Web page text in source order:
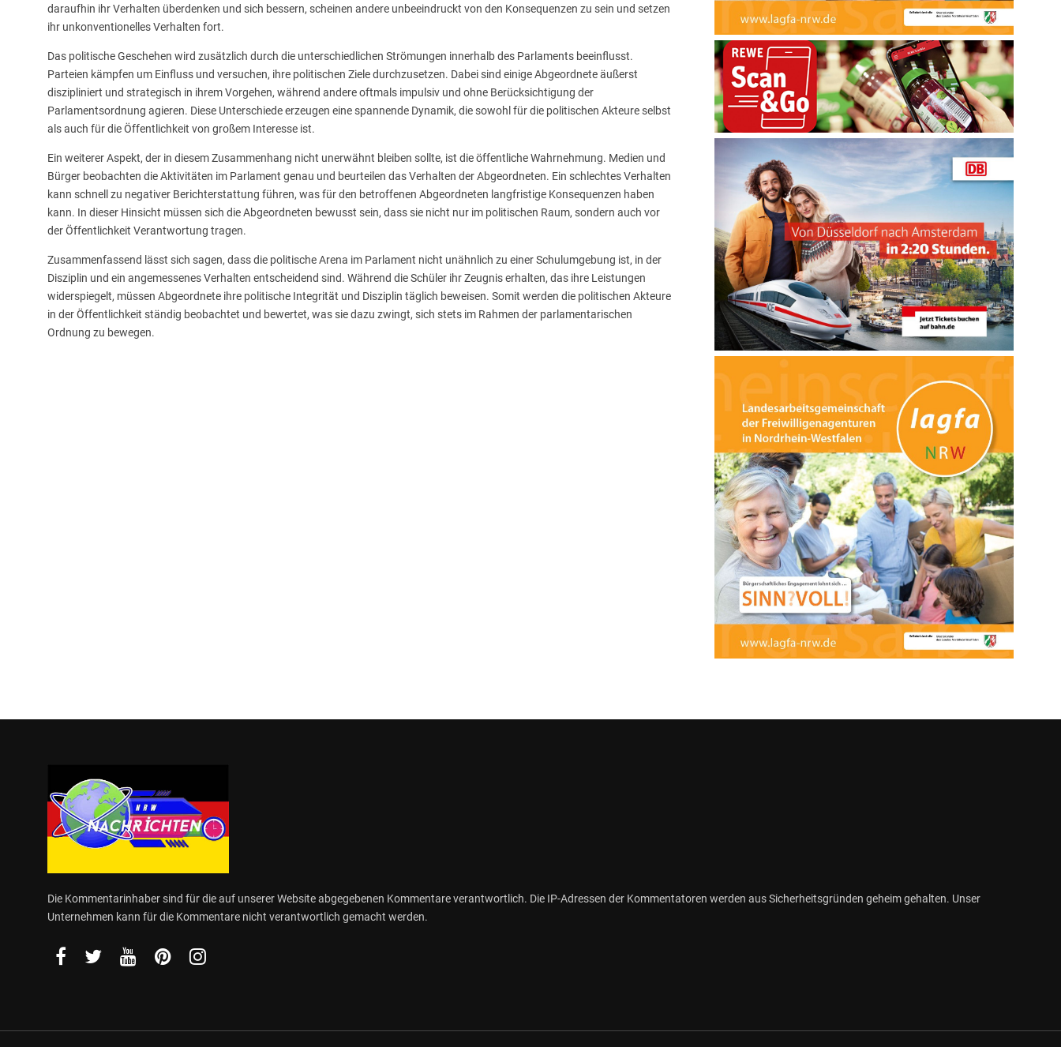
daraufhin ihr Verhalten überdenken und sich bessern, scheinen andere unbeeindruckt von den Konsequenzen zu sein und setzen
ihr unkonventionelles Verhalten fort.
Das politische Geschehen wird zusätzlich durch die unterschiedlichen Strömungen innerhalb des Parlaments beeinflusst.
Parteien kämpfen um Einfluss und versuchen, ihre politischen Ziele durchzusetzen. Dabei sind einige Abgeordnete äußerst
diszipliniert und strategisch in ihrem Vorgehen, während andere oftmals impulsiv und ohne Berücksichtigung der
Parlamentsordnung agieren. Diese Unterschiede erzeugen eine spannende Dynamik, die sowohl für die politischen Akteure selbst
als auch für die Öffentlichkeit von großem Interesse ist.
Ein weiterer Aspekt, der in diesem Zusammenhang nicht unerwähnt bleiben sollte, ist die öffentliche Wahrnehmung. Medien und
Bürger beobachten die Aktivitäten im Parlament genau und beurteilen das Verhalten der Abgeordneten. Ein schlechtes Verhalten
kann schnell zu negativer Berichterstattung führen, was für den betroffenen Abgeordneten langfristige Konsequenzen haben
kann. In dieser Hinsicht müssen sich die Abgeordneten bewusst sein, dass sie nicht nur im politischen Raum, sondern auch vor
der Öffentlichkeit Verantwortung tragen.
Zusammenfassend lässt sich sagen, dass die politische Arena im Parlament nicht unähnlich zu einer Schulumgebung ist, in der
Disziplin und ein angemessenes Verhalten entscheidend sind. Während die Schüler ihr Zeugnis erhalten, das ihre Leistungen
widerspiegelt, müssen Abgeordnete ihre politische Integrität und Disziplin täglich beweisen. Somit werden die politischen Akteure
in der Öffentlichkeit ständig beobachtet und bewertet, was sie dazu zwingt, sich stets im Rahmen der parlamentarischen
Ordnung zu bewegen.
Die Kommentarinhaber sind für die auf unserer Website abgegebenen Kommentare verantwortlich. Die IP-Adressen der Kommentatoren werden aus Sicherheitsgründen geheim gehalten. Unser
Unternehmen kann für die Kommentare nicht verantwortlich gemacht werden.